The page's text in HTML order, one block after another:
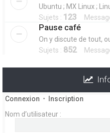
Ubuntu ; MX Linux ;
Sujets : 123
Pause café
On y discute de tout,
Sujets : 852
Connexion •
Inscription
Nom d’utilisateur :